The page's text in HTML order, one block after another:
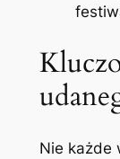
Nie każde